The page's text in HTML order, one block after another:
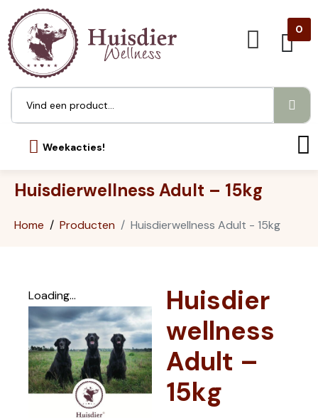
0
Weekacties!
Huisdierwellness Adult – 15kg
Home Producten Huisdierwellness Adult - 15kg
Loading...
Huisdier
wellness
Adult –
15kg